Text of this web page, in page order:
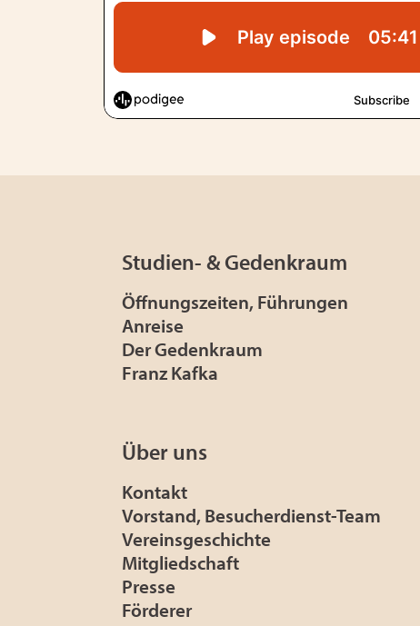
Studien- & Gedenkraum
Öffnungszeiten, Führungen
Anreise
Der Gedenkraum
Franz Kafka
Über uns
Kontakt
Vorstand, Besucherdienst-Team
Vereinsgeschichte
Mitgliedschaft
Presse
Förderer